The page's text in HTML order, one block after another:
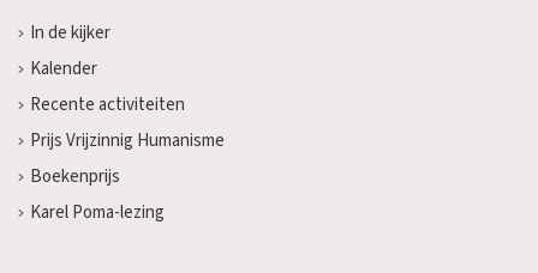
In de kijker
Kalender
Recente activiteiten
Prijs Vrijzinnig Humanisme
Boekenprijs
Karel Poma-lezing